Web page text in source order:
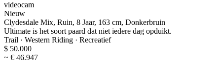
videocam
Nieuw
Clydesdale Mix, Ruin, 8 Jaar, 163 cm, Donkerbruin
Ultimate is het soort paard dat niet iedere dag opduikt.
Trail · Western Riding · Recreatief
$ 50.000
~ € 46.947